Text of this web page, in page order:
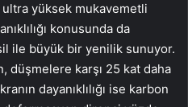
ultra yüksek mukavemetli
konusunda da
ile büyük bir yenilik sunuyor.
düşmelere karşı 25 kat daha
dayanıklılığı ise karbon